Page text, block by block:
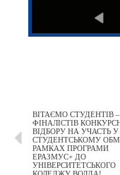
ВІТАЄМО СТУДЕНТІВ –
ФІНАЛІСТІВ
ВІДБОРУ НА УЧАСТЬ У
СТУДЕНТСЬКОМУ
РАМКАХ ПРОГРАМИ
ЕРАЗМУС+ ДО
УНІВЕРСИТЕТСЬКОГО